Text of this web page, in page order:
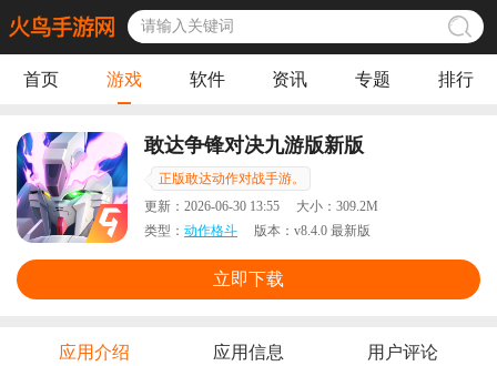
首页 游戏 软件 资讯 专题 排行
敢达争锋对决九游版新版
正版敢达动作对战手游。
更新： 2026-06-30 13:55 大小： 309.2M
类型： 动作格斗 版本： v8.4.0 最新版
立即下载
应用介绍 应用信息 用户评论